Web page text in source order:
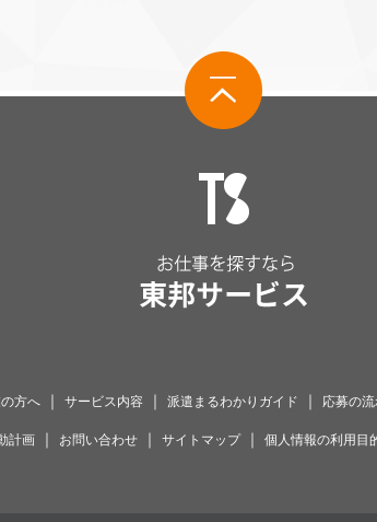
方へ ｜ サービス内容 ｜ 派遣まるわかりガイド ｜ 応募の
計画 ｜ お問い合わせ ｜ サイトマップ｜ 個人情報の利用目